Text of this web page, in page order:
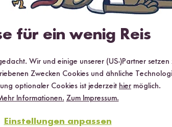
für ein wenig Reis
Wir und einige unserer (US-)Partner
Zwecken Cookies und ähnliche
optionaler Cookies ist jederzeit hier möglich.
Informationen. Zum Impressum.
Einstellungen anpassen